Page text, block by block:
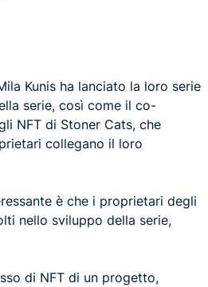
Kunis ha lanciato la loro serie
serie, così come il co-
NFT di Stoner Cats, che
collegano il loro
è che i proprietari degli
nello sviluppo della serie,
di NFT di un progetto,